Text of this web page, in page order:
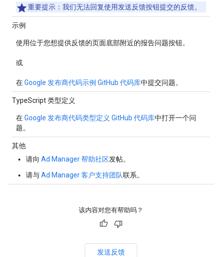
重要提示 ：我们无法回复使用发送反馈按钮提交的反馈。
示例
使用位于您想提供反馈的页面底部附近的报告问题按钮。
或
在Google 发布商代码示例 GitHub 代码库中提交问题。
TypeScript 类型定义
在Google 发布商代码类型定义 GitHub 代码库中打开一个问
题。
其他
请向 Ad Manager 帮助社区发帖。
请与Ad Manager 客户支持团队联系。
该内容对您有帮助吗？
发送反馈